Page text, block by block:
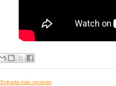
Entrada más reciente